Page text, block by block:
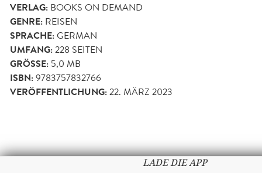
VERLAG: BOOKS ON DEMAND
GENRE: REISEN
SPRACHE:GERMAN
UMFANG:228 SEITEN
GRÖSSE: 5,0 MB
ISBN:9783757832766
VERÖFFENTLICHUNG:22. MÄRZ 2023
LADE DIE APP